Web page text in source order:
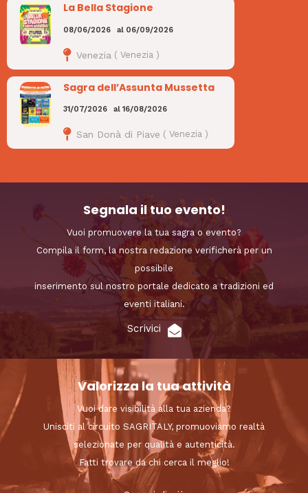
La Bella Stagione
08/06/2026 al 06/09/2026
Venezia ( Venezia )
Sagra dell’Assunta Mussetta
31/07/2026 al 16/08/2026
San Donà di Piave ( Venezia)
Segnala il tuo evento!
Vuoi promuovere la tua sagra o evento?
Compila il form, la nostra redazione verificherà per un
possibile
inserimento sul nostro portale dedicato a tradizioni ed
eventi italiani.
Scrivici
Valorizza la tua attività
Vuoi dare visibilità alla tua azienda?
Unisciti al circuito SAGRITALY, promuoviamo realtà
selezionate per qualità e autenticità.
Fatti trovare da chi cerca il meglio!